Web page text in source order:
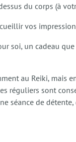
du corps (à
vos
soi, un cadeau que
au Reiki, mais
réguliers sont
séance de